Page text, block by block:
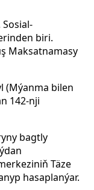
biri.
Maksatnamasy
(Mýanma bilen
142-nji
bagtly
Täze
hasaplanýar.